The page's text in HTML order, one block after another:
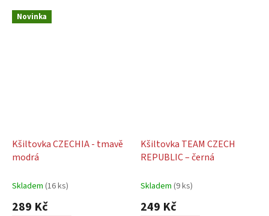
Novinka
Kšiltovka CZECHIA - tmavě
modrá
Skladem (16 ks)
289 Kč
Kšiltovka TEAM CZECH
REPUBLIC – černá
Skladem (9 ks)
249 Kč